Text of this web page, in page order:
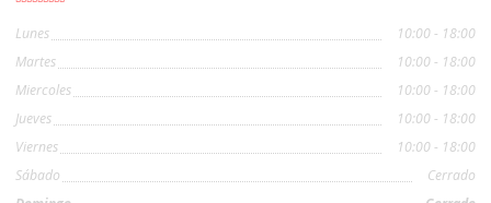
Lunes
10:00 - 18:00
Martes
10:00 - 18:00
Miercoles
10:00 - 18:00
Jueves
10:00 - 18:00
Viernes
10:00 - 18:00
Sábado
Cerrado